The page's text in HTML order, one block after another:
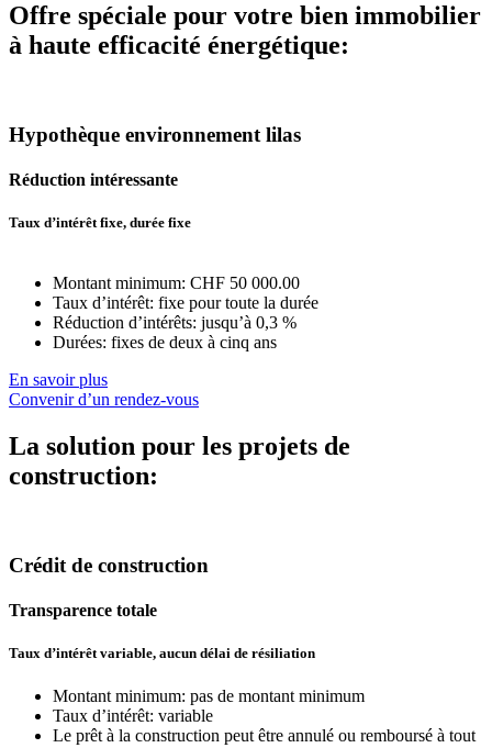
Offre spéciale pour votre bien immobilier
à haute efficacité énergétique:
Hypothèque environnement lilas
Réduction intéressante
Taux d’intérêt fixe, durée fixe
Montant minimum: CHF 50 000.00
Taux d’intérêt: fixe pour toute la durée
Réduction d’intérêts: jusqu’à 0,3 %
Durées: fixes de deux à cinq ans
En savoir plus
Convenir d’un rendez-vous
La solution pour les projets de
construction:
Crédit de construction
Transparence totale
Taux d’intérêt variable, aucun délai de résiliation
Montant minimum: pas de montant minimum
Taux d’intérêt: variable
Le prêt à la construction peut être annulé ou remboursé à tout